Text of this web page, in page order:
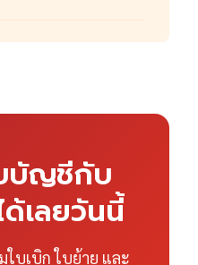
บัญชีกับ
เลยวันนี้
ใบเบิก ใบย้าย และ